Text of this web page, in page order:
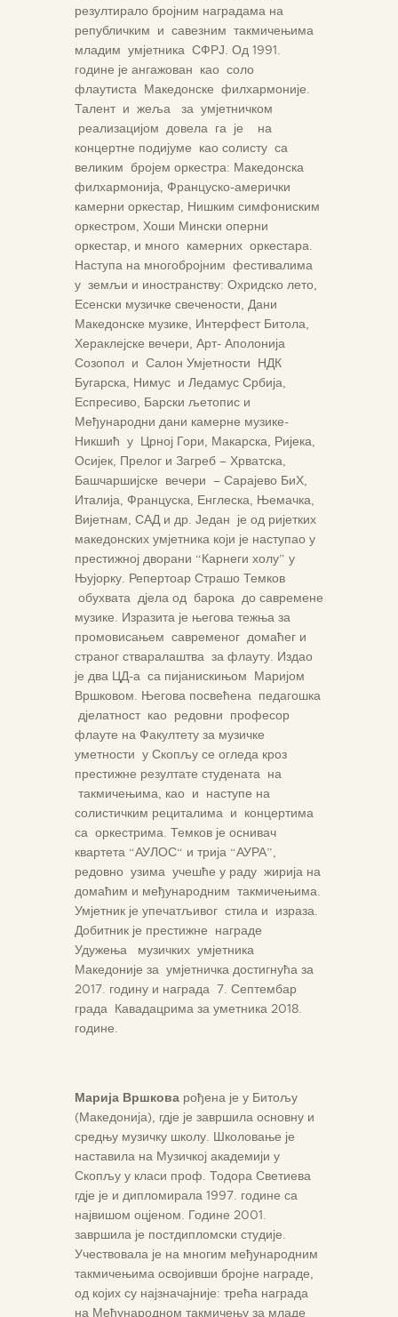
резултирало бројним наградама на
републичким и савезним такмичењима
младим умјетника СФРЈ. Од 1991.
године је ангажован као соло
флаутиста Македонске филхармоније.
Талент и жеља за умјетничком
реализацијом довела га је на
концертне подијуме као солисту са
великим бројем оркестра: Македонска
филхармонија, Француско-амерички
камерни оркестар, Нишким симфониским
оркестром, Хоши Мински оперни
оркестар, и много камерних оркестара.
Наступа на многобројним фестивалима
у земљи и иностранству: Охридско лето,
Есенски музичке свечености, Дани
Македонске музике, Интерфест Битола,
Хераклејске вечери, Арт- Аполонија
Созопол и Салон Умјетности НДК
Бугарска, Нимус и Ледамус Србија,
Еспресиво, Барски љетопис и
Међународни дани камерне музике-
Никшић у Црној Гори, Макарска, Ријека,
Осијек, Прелог и Загреб – Хрватска,
Башчаршијске вечери – Сарајево БиХ,
Италија, Француска, Енглеска, Њемачка,
Вијетнам, САД и др. Један је од ријетких
македонских умјетника који је наступао у
престижној дворани “Карнеги холу” у
Њујорку. Репертоар Страшо Темков
обухвата дјела од барока до савремене
музике. Изразита је његова тежња за
промовисањем савременог домаћег и
страног стваралаштва за флауту. Издао
је два ЦД-а са пијанискињом Маријом
Вршковом. Његова посвећена педагошка
дјелатност као редовни професор
флауте на Факултету за музичке
уметности у Скопљу се огледа кроз
престижне резултате студената на
такмичењима, као и наступе на
солистичким рециталима и концертима
са оркестрима. Темков је оснивач
квартета “АУЛОС“ и трија “АУРА”,
редовно узима учешће у раду жирија на
домаћим и међународним такмичењима.
Умјетник је упечатљивог стила и израза.
Добитник је престижне награде
Удужења музичких умјетника
Македоније за умјетничка достигнућа за
2017. годину и награда 7. Септембар
града Кавадацрима за уметника 2018.
године.
Марија Вршкова рођена је у Битољу
(Македонија), гдје је завршила основну и
средњу музичку школу. Школовање је
наставила на Музичкој академији у
Скопљу у класи проф. Тодора Светиева
гдје је и дипломирала 1997. године са
највишом оцјеном. Године 2001.
завршила је постдипломски студије.
Учествовала је на многим међународним
такмичењима освојивши бројне награде,
од којих су најзначајније: трећа награда
на Међународном такмичењу за младе